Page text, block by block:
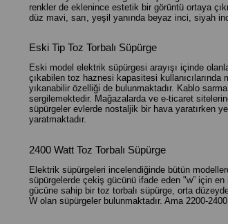
renkler de eklenince estetik bir görüntü ortaya
düz mavi, sarı, yeşil yanında beyaz inci, siyah
Eski Tip Toz Torbalı Süpürge
Eski model elektrik süpürgesi arayışı içinde
çıkabilen toz haznesi kapasitesi
yıkanabilir özelliği de bulunmaktadır. Kablo
sergilemektedir. Mağazalarda ve e-ticaret
süpürgeler evlerde nostaljik bir hava yaratırken
yaratmaktadır.
2400 Watt Toz Torbalı Süpürge
Elektrik süpürgeleri incelendiğinde bütün
süpürgelerde çekiş gücünü ifade eden "w” için
gücüne sahip bir toz torbalı süpürge, orta
W olan süpürgeler bulunmaktadır. Ama 2200-